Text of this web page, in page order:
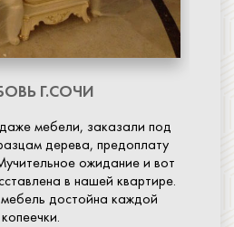
Г.СОЧИ
мебели, заказали под
дерева, предоплату
ожидание и вот
в нашей квартире.
достойна каждой
копеечки.